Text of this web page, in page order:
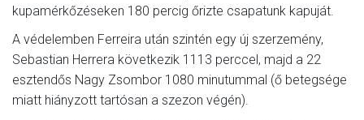
kupamérkőzéseken 180 percig őrizte csapatunk kapuját.
A védelemben Ferreira után szintén egy új szerzemény,
Sebastian Herrera következik 1113 perccel, majd a 22
esztendős Nagy Zsombor 1080 minutummal (ő betegsége
miatt hiányzott tartósan a szezon végén).